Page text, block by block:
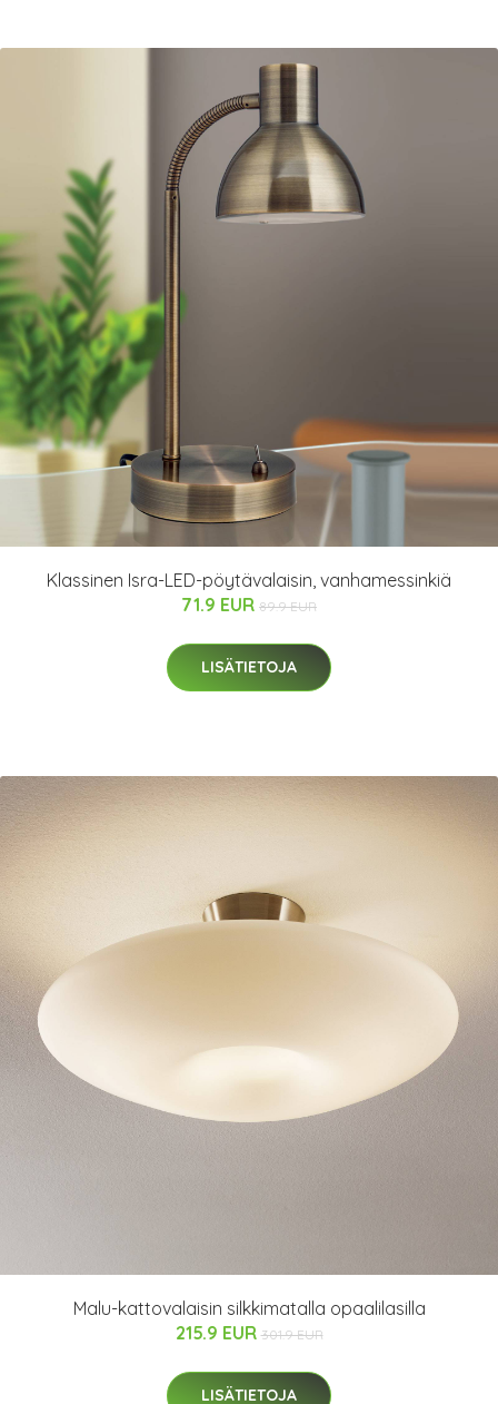
Klassinen Isra-LED-pöytävalaisin, vanhamessinkiä
71.9 EUR 89.9 EUR
LISÄTIETOJA
Malu-kattovalaisin silkkimatalla opaalilasilla
215.9 EUR 301.9 EUR
LISÄTIETOJA